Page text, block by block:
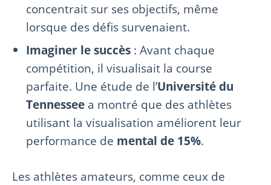
concentrait sur ses objectifs, même
lorsque des défis survenaient.
Imaginer le succès : Avant chaque
compétition, il visualisait la course
parfaite. Une étude de l’Université du
Tennessee a montré que des athlètes
utilisant la visualisation améliorent leur
performance de mental de 15%.
Les athlètes amateurs, comme ceux de